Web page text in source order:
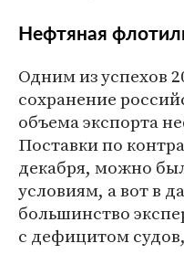
Нефтяная
Одним из успехов
сохранение
объема экспорта
Поставки по
декабря, можно
условиям, а вот в
большинство
с дефицитом